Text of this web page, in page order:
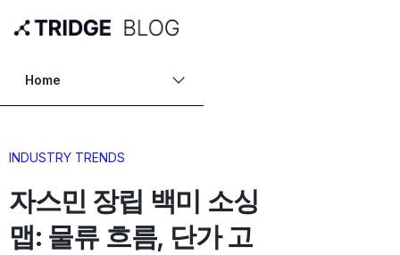
Home
INDUSTRY TRENDS
자스민 장립 백미 소싱
맵: 물류 흐름, 단가 고